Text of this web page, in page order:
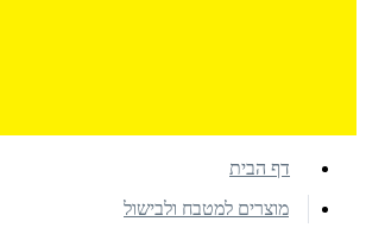
דף הבית
מוצרים למטבח ולבישול